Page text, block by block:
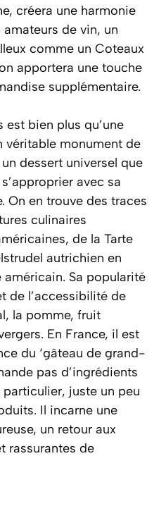
créera une harmonie
de vin, un
comme un Coteaux
apportera une touche
supplémentaire.
est bien plus qu’une
véritable monument de
dessert universel que
avec sa
On en trouve des traces
culinaires
de la Tarte
autrichien en
américain. Sa popularité
de l’accessibilité de
la pomme, fruit
En France, il est
du ‘gâteau de grand-
pas d’ingrédients
juste un peu
Il incarne une
un retour aux
rassurantes de